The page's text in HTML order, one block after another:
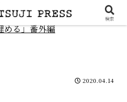
める」番外編
2020.04.14
検索